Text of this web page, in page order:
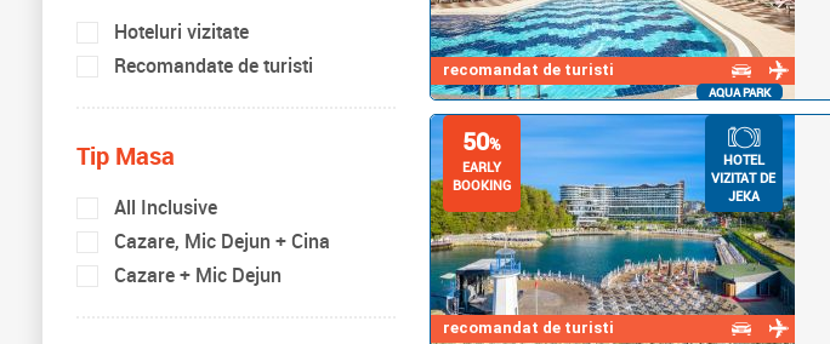
recomandat de turisti
AQUA PARK
recomandat de turisti
50%
EARLY
BOOKING
HOTEL
VIZITAT DE
JEKA
Hoteluri vizitate
Recomandate de turisti
Tip Masa
All Inclusive
Cazare, Mic Dejun + Cina
Cazare + Mic Dejun